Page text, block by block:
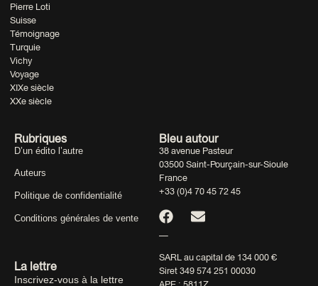
Pierre Loti
Suisse
Témoignage
Turquie
Vichy
Voyage
XIXe siècle
XXe siècle
Rubriques
D’un édito l’autre
Auteurs
Politique de confidentialité
Conditions générales de vente
La lettre
Inscrivez-vous à la lettre
Bleu autour
38 avenue Pasteur
03500 Saint-Pourçain-sur-Sioule
France
+33 (0)4 70 45 72 45
—
SARL au capital de 134 000 €
Siret 349 574 251 00030